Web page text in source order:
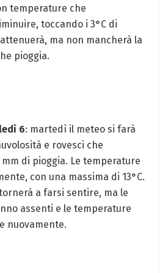
temperature che
toccando i 3°C di
ma non mancherà la
pioggia.
6: martedì il meteo si farà
e rovesci che
di pioggia. Le temperature
con una massima di 13°C.
a farsi sentire, ma le
assenti e le temperature
nuovamente.